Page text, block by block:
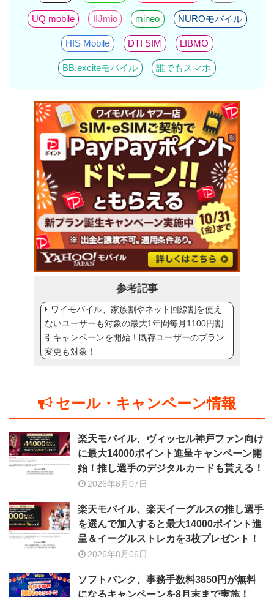
UQ mobile IIJmio mineo NUROモバイル
HIS Mobile DTI SIM LIBMO
BB.exciteモバイル 誰でもスマホ
参考記事
ワイモバイル、家族割やネット回線割を使え
ないユーザーも対象の最大1年間毎月1100円割
引キャンペーンを開始！既存ユーザーのプラン
変更も対象！
セール・キャンペーン情報
楽天モバイル、ヴィッセル神戸ファン向け
に最大14000ポイント進呈キャンペーン開
始！推し選手のデジタルカードも貰える！
2026年8月07日
楽天モバイル、楽天イーグルスの推し選手
を選んで加入すると最大14000ポイント進
呈＆イーグルストレカを3枚プレゼント！
2026年8月06日
ソフトバンク、事務手数料3850円が無料
になるキャンペーンを8月末まで実施！